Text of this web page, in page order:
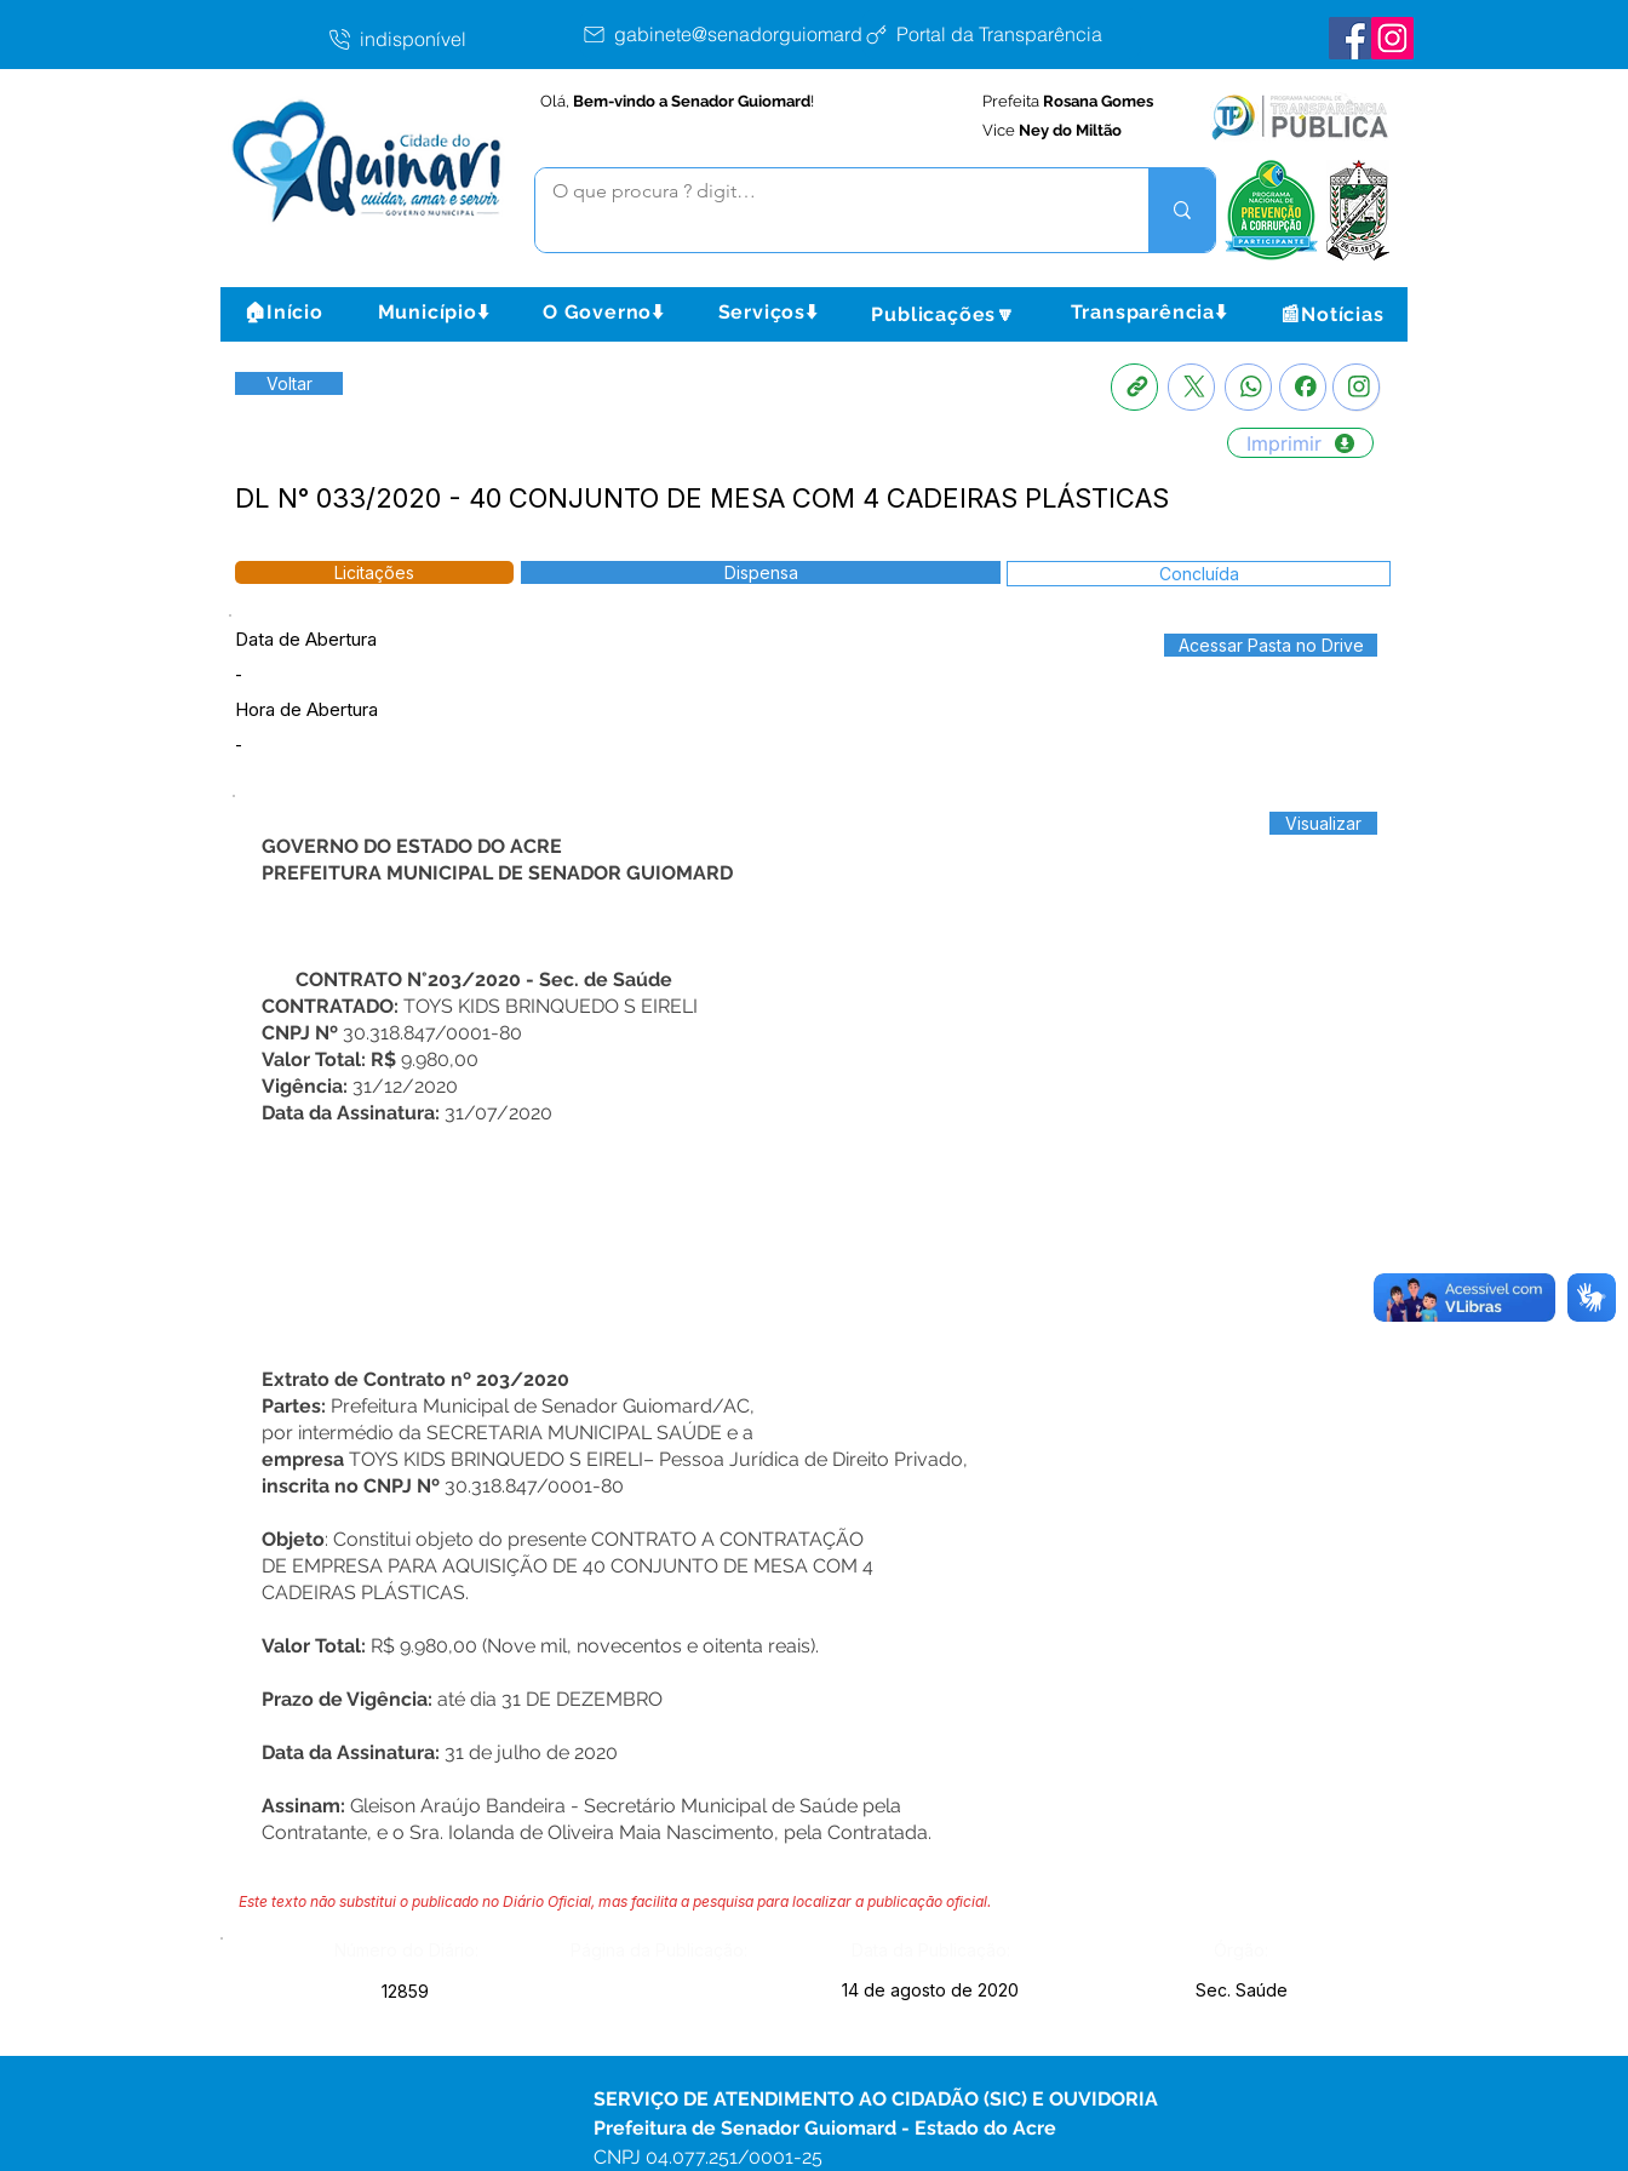
indisponível gabinete@senadorguiomard.ac.gov.brPortal da Transparência
Olá, Bem-vindo a Senador Guiomard! Prefeita Rosana Gomes
Vice Ney do Miltão
🏠Início Município⬇️ O Governo⬇️ Serviços⬇️ Publicações🔽 Transparência⬇️ 📰Notícias
Voltar
Imprimir
DL N° 033/2020 - 40 CONJUNTO DE MESA COM 4 CADEIRAS PLÁSTICAS
Licitações Dispensa Concluída
Data de Abertura
-
Hora de Abertura
-
Acessar Pasta no Drive
Visualizar
GOVERNO DO ESTADO DO ACRE
PREFEITURA MUNICIPAL DE SENADOR GUIOMARD
CONTRATO N°203/2020 - Sec. de Saúde
CONTRATADO: TOYS KIDS BRINQUEDO S EIRELI
CNPJ Nº 30.318.847/0001-80
Valor Total: R$ 9.980,00
Vigência: 31/12/2020
Data da Assinatura: 31/07/2020
Extrato de Contrato nº 203/2020
Partes: Prefeitura Municipal de Senador Guiomard/AC,
por intermédio da SECRETARIA MUNICIPAL SAÚDE e a
empresa TOYS KIDS BRINQUEDO S EIRELI– Pessoa Jurídica de Direito Privado,
inscrita no CNPJ Nº 30.318.847/0001-80
Objeto: Constitui objeto do presente CONTRATO A CONTRATAÇÃO
DE EMPRESA PARA AQUISIÇÃO DE 40 CONJUNTO DE MESA COM 4
CADEIRAS PLÁSTICAS.
Valor Total: R$ 9.980,00 (Nove mil, novecentos e oitenta reais).
Prazo de Vigência: até dia 31 DE DEZEMBRO
Data da Assinatura: 31 de julho de 2020
Assinam: Gleison Araújo Bandeira - Secretário Municipal de Saúde pela
Contratante, e o Sra. Iolanda de Oliveira Maia Nascimento, pela Contratada.
Este texto não substitui o publicado no Diário Oficial, mas facilita a pesquisa para localizar a publicação oficial.
12859
14 de agosto de 2020 Sec. Saúde
SERVIÇO DE ATENDIMENTO AO CIDADÃO (SIC) E OUVIDORIA
Prefeitura de Senador Guiomard - Estado do Acre
CNPJ 04.077.251/0001-25